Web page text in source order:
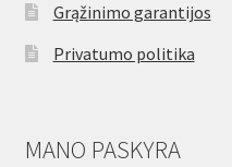
Grąžinimo garantijos
Privatumo politika
MANO PASKYRA